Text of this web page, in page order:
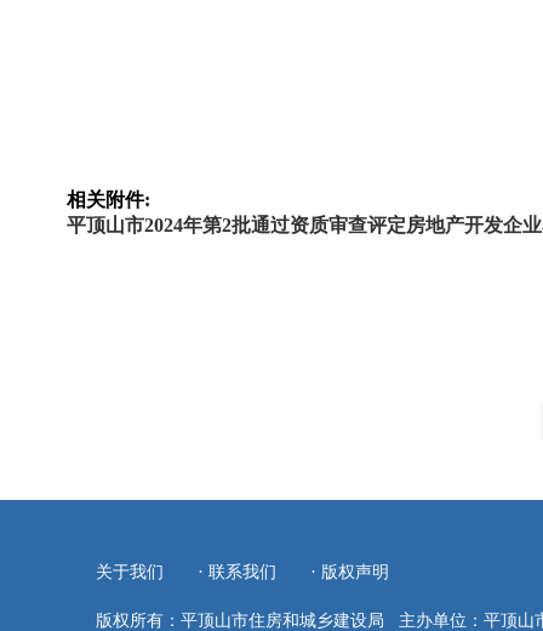
相关附件:
平顶山市2024年第2批通过资质审查评定房地产开发企
关于我们 · 联系我们 · 版权声明
版权所有：平顶山市住房和城乡建设局 主办单位：平顶山